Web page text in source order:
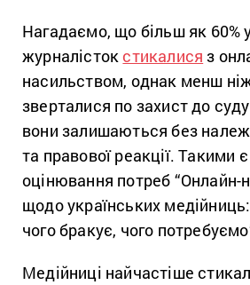
Нагадаємо, що більш як 60%
журналісток стикалися з
насильством, однак менш
зверталися по захист до
вони залишаються без
та правової реакції. Такими є
оцінювання потреб “Онлайн-
щодо українських
чого бракує, чого
Медійниці найчастіше